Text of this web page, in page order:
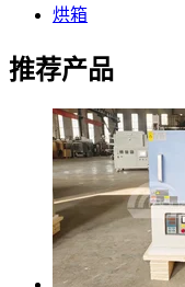
烘箱
推荐产品